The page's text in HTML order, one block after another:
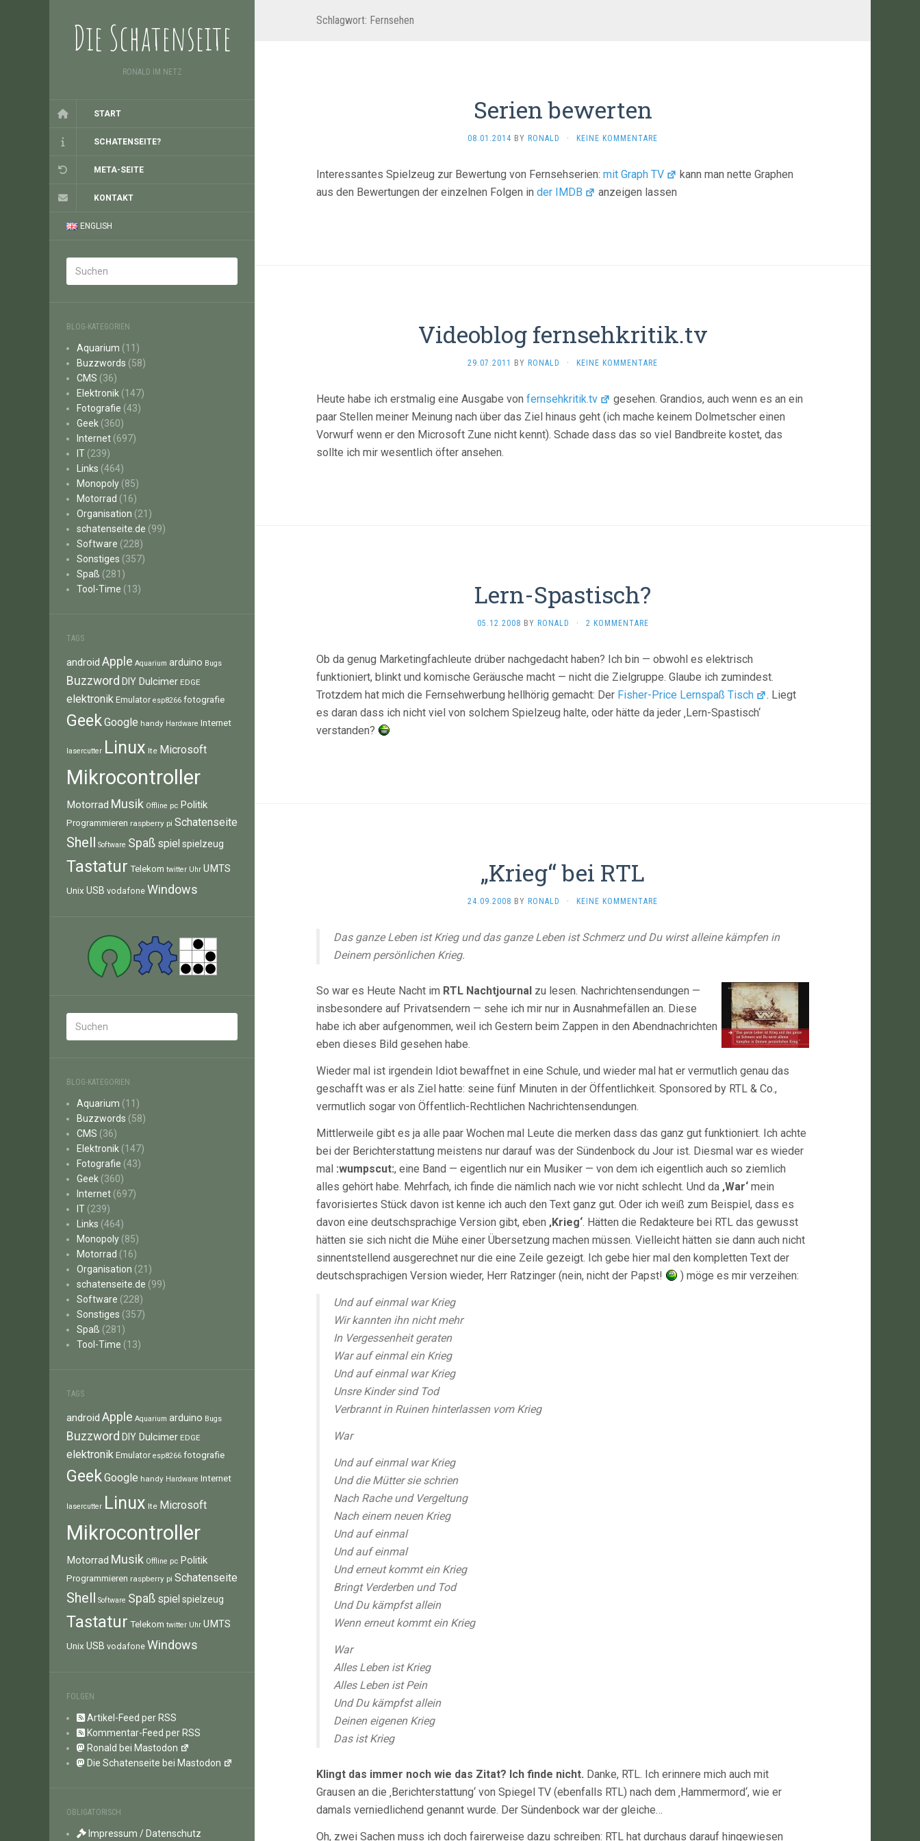
Die Schatenseite
RONALD IM NETZ
START
SCHATENSEITE?
META-SEITE
KONTAKT
ENGLISH
BLOG-KATEGORIEN
Aquarium (11)
Buzzwords (58)
CMS (36)
Elektronik (147)
Fotografie (43)
Geek (360)
Internet (697)
IT (239)
Links (464)
Monopoly (85)
Motorrad (16)
Organisation (21)
schatenseite.de (99)
Software (228)
Sonstiges (357)
Spaß (281)
Tool-Time (13)
TAGS
android Apple Aquarium arduino Bugs
Buzzword DIY Dulcimer EDGE
elektronik Emulator esp8266 fotografie
GeekGoogle handy Hardware Internet
lasercutter Linux lte Microsoft
Mikrocontroller
Motorrad Musik Offline pc Politik
Programmieren raspberry pi Schatenseite
Shell Software Spaß spiel spielzeug
Tastatur Telekom twitter Uhr UMTS
Unix USB vodafone Windows
BLOG-KATEGORIEN
Aquarium (11)
Buzzwords (58)
CMS (36)
Elektronik (147)
Fotografie (43)
Geek (360)
Internet (697)
IT (239)
Links (464)
Monopoly (85)
Motorrad (16)
Organisation (21)
schatenseite.de (99)
Software (228)
Sonstiges (357)
Spaß (281)
Tool-Time (13)
TAGS
android Apple Aquarium arduino Bugs
Buzzword DIY Dulcimer EDGE
elektronik Emulator esp8266 fotografie
GeekGoogle handy Hardware Internet
lasercutter Linux lte Microsoft
Mikrocontroller
Motorrad Musik Offline pc Politik
Programmieren raspberry pi Schatenseite
Shell Software Spaß spiel spielzeug
Tastatur Telekom twitter Uhr UMTS
Unix USB vodafone Windows
FOLGEN
Artikel-Feed per RSS
Kommentar-Feed per RSS
Ronald bei Mastodon
Die Schatenseite bei Mastodon
OBLIGATORISCH
Impressum / Datenschutz
Schlagwort: Fernsehen
Serien bewerten
08.01.2014 BY RONALD · KEINE KOMMENTARE
Interessantes Spielzeug zur Bewertung von Fernsehserien: mit Graph TV
kann man nette Graphen
aus den Bewertungen der einzelnen Folgen in der IMDB anzeigen lassen
Videoblog fernsehkritik.tv
29.07.2011 BY RONALD · KEINE KOMMENTARE
Heute habe ich erstmalig eine Ausgabe von fernsehkritik.tv
gesehen. Grandios, auch wenn es an ein
paar Stellen meiner Meinung nach über das Ziel hinaus geht (ich mache keinem Dolmetscher einen
Vorwurf wenn er den Microsoft Zune nicht kennt). Schade dass das so viel Bandbreite kostet, das
sollte ich mir wesentlich öfter ansehen.
Lern-Spastisch?
05.12.2008 BY RONALD · 2 KOMMENTARE
Ob da genug Marketingfachleute drüber nachgedacht haben? Ich bin — obwohl es elektrisch
funktioniert, blinkt und komische Geräusche macht — nicht die Zielgruppe. Glaube ich zumindest.
Trotzdem hat mich die Fernsehwerbung hellhörig gemacht: Der Fisher-Price Lernspaß Tisch
. Liegt
es daran dass ich nicht viel von solchem Spielzeug halte, oder hätte da jeder ‚Lern-Spastisch‘
verstanden?
„Krieg“ bei RTL
24.09.2008 BY RONALD · KEINE KOMMENTARE
Das ganze Leben ist Krieg und das ganze Leben ist Schmerz und Du wirst alleine kämpfen in
Deinem persönlichen Krieg.
So war es Heute Nacht im RTL Nachtjournal zu lesen. Nachrichtensendungen —
insbesondere auf Privatsendern — sehe ich mir nur in Ausnahmefällen an. Diese
habe ich aber aufgenommen, weil ich Gestern beim Zappen in den Abendnachrichten
eben dieses Bild gesehen habe.
Wieder mal ist irgendein Idiot bewaffnet in eine Schule, und wieder mal hat er vermutlich genau das
geschafft was er als Ziel hatte: seine fünf Minuten in der Öffentlichkeit. Sponsored by RTL & Co.,
vermutlich sogar von Öffentlich-Rechtlichen Nachrichtensendungen.
Mittlerweile gibt es ja alle paar Wochen mal Leute die merken dass das ganz gut funktioniert. Ich achte
bei der Berichterstattung meistens nur darauf was der Sündenbock du Jour ist. Diesmal war es wieder
mal :wumpscut:, eine Band — eigentlich nur ein Musiker — von dem ich eigentlich auch so ziemlich
alles gehört habe. Mehrfach, ich finde die nämlich nach wie vor nicht schlecht. Und da ‚War‘ mein
favorisiertes Stück davon ist kenne ich auch den Text ganz gut. Oder ich weiß zum Beispiel, dass es
davon eine deutschsprachige Version gibt, eben ‚Krieg‘. Hätten die Redakteure bei RTL das gewusst
hätten sie sich nicht die Mühe einer Übersetzung machen müssen. Vielleicht hätten sie dann auch nicht
sinnentstellend ausgerechnet nur die eine Zeile gezeigt. Ich gebe hier mal den kompletten Text der
deutschsprachigen Version wieder, Herr Ratzinger (nein, nicht der Papst!
) möge es mir verzeihen:
Und auf einmal war Krieg
Wir kannten ihn nicht mehr
In Vergessenheit geraten
War auf einmal ein Krieg
Und auf einmal war Krieg
Unsre Kinder sind Tod
Verbrannt in Ruinen hinterlassen vom Krieg
War
Und auf einmal war Krieg
Und die Mütter sie schrien
Nach Rache und Vergeltung
Nach einem neuen Krieg
Und auf einmal
Und auf einmal
Und erneut kommt ein Krieg
Bringt Verderben und Tod
Und Du kämpfst allein
Wenn erneut kommt ein Krieg
War
Alles Leben ist Krieg
Alles Leben ist Pein
Und Du kämpfst allein
Deinen eigenen Krieg
Das ist Krieg
Klingt das immer noch wie das Zitat? Ich finde nicht. Danke, RTL. Ich erinnere mich auch mit
Grausen an die ‚Berichterstattung‘ von Spiegel TV (ebenfalls RTL) nach dem ‚Hammermord‘, wie er
damals verniedlichend genannt wurde. Der Sündenbock war der gleiche…
Oh, zwei Sachen muss ich doch fairerweise dazu schreiben: RTL hat durchaus darauf hingewiesen